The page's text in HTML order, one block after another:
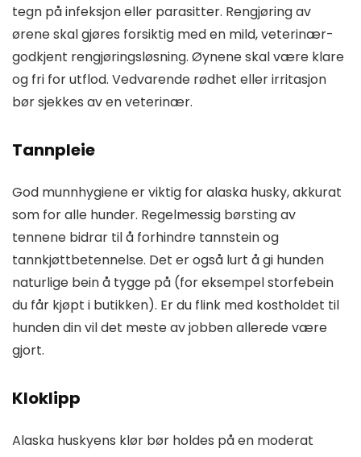
tegn på infeksjon eller parasitter. Rengjøring av
ørene skal gjøres forsiktig med en mild, veterinær-
godkjent rengjøringsløsning. Øynene skal være klare
og fri for utflod. Vedvarende rødhet eller irritasjon
bør sjekkes av en veterinær.
Tannpleie
God munnhygiene er viktig for alaska husky, akkurat
som for alle hunder. Regelmessig børsting av
tennene bidrar til å forhindre tannstein og
tannkjøttbetennelse. Det er også lurt å gi hunden
naturlige bein å tygge på (for eksempel storfebein
du får kjøpt i butikken). Er du flink med kostholdet til
hunden din vil det meste av jobben allerede være
gjort.
Kloklipp
Alaska huskyens klør bør holdes på en moderat